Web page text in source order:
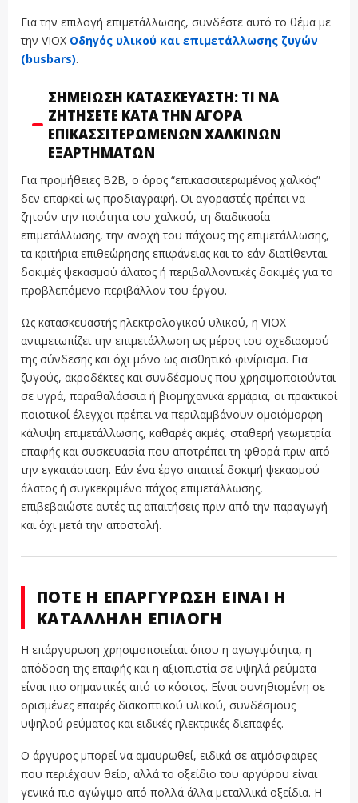
Για την επιλογή επιμετάλλωσης, συνδέστε αυτό το θέμα με
την VIOX Οδηγός υλικού και επιμετάλλωσης ζυγών
(busbars).
ΣΗΜΕΊΩΣΗ ΚΑΤΑΣΚΕΥΑΣΤΉ: ΤΙ ΝΑ
ΖΗΤΉΣΕΤΕ ΚΑΤΆ ΤΗΝ ΑΓΟΡΆ
ΕΠΙΚΑΣΣΙΤΕΡΩΜΈΝΩΝ ΧΆΛΚΙΝΩΝ
ΕΞΑΡΤΗΜΆΤΩΝ
Για προμήθειες B2B, ο όρος “επικασσιτερωμένος χαλκός”
δεν επαρκεί ως προδιαγραφή. Οι αγοραστές πρέπει να
ζητούν την ποιότητα του χαλκού, τη διαδικασία
επιμετάλλωσης, την ανοχή του πάχους της επιμετάλλωσης,
τα κριτήρια επιθεώρησης επιφάνειας και το εάν διατίθενται
δοκιμές ψεκασμού άλατος ή περιβαλλοντικές δοκιμές για το
προβλεπόμενο περιβάλλον του έργου.
Ως κατασκευαστής ηλεκτρολογικού υλικού, η VIOX
αντιμετωπίζει την επιμετάλλωση ως μέρος του σχεδιασμού
της σύνδεσης και όχι μόνο ως αισθητικό φινίρισμα. Για
ζυγούς, ακροδέκτες και συνδέσμους που χρησιμοποιούνται
σε υγρά, παραθαλάσσια ή βιομηχανικά ερμάρια, οι πρακτικοί
ποιοτικοί έλεγχοι πρέπει να περιλαμβάνουν ομοιόμορφη
κάλυψη επιμετάλλωσης, καθαρές ακμές, σταθερή γεωμετρία
επαφής και συσκευασία που αποτρέπει τη φθορά πριν από
την εγκατάσταση. Εάν ένα έργο απαιτεί δοκιμή ψεκασμού
άλατος ή συγκεκριμένο πάχος επιμετάλλωσης,
επιβεβαιώστε αυτές τις απαιτήσεις πριν από την παραγωγή
και όχι μετά την αποστολή.
ΠΌΤΕ Η ΕΠΆΡΓΥΡΩΣΗ ΕΊΝΑΙ Η
ΚΑΤΆΛΛΗΛΗ ΕΠΙΛΟΓΉ
Η επάργυρωση χρησιμοποιείται όπου η αγωγιμότητα, η
απόδοση της επαφής και η αξιοπιστία σε υψηλά ρεύματα
είναι πιο σημαντικές από το κόστος. Είναι συνηθισμένη σε
ορισμένες επαφές διακοπτικού υλικού, συνδέσμους
υψηλού ρεύματος και ειδικές ηλεκτρικές διεπαφές.
Ο άργυρος μπορεί να αμαυρωθεί, ειδικά σε ατμόσφαιρες
που περιέχουν θείο, αλλά το οξείδιο του αργύρου είναι
γενικά πιο αγώγιμο από πολλά άλλα μεταλλικά οξείδια. Η